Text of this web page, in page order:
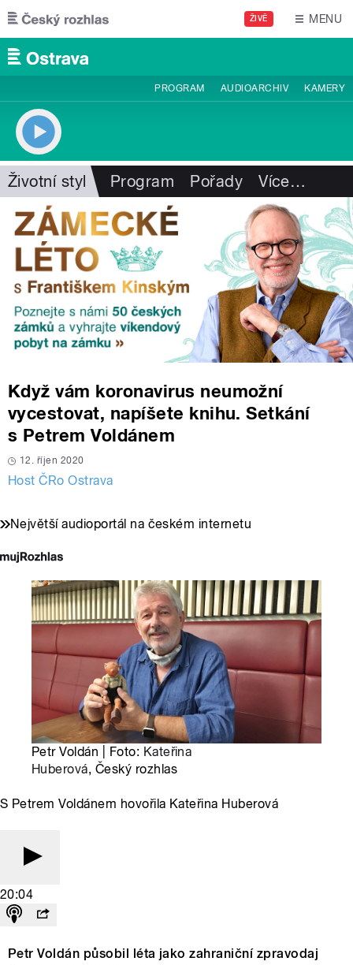
Přejít k hlavnímu obsahu
ŽIVĚ MENU
PROGRAM AUDIOARCHIV KAMERY
Životní styl Program Pořady Více…
Když vám koronavirus neumožní
vycestovat, napíšete knihu. Setkání
s Petrem Voldánem
12. říjen 2020
Host ČRo Ostrava
Největší audioportál na českém internetu
Petr Voldán | Foto: Kateřina
Huberová, Český rozhlas
S Petrem Voldánem hovořila Kateřina Huberová
20:04
Petr Voldán působil léta jako zahraniční zpravodaj